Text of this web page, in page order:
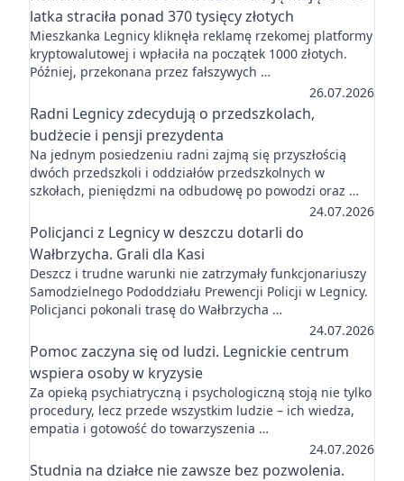
latka straciła ponad 370 tysięcy złotych
Mieszkanka Legnicy kliknęła reklamę rzekomej platformy
kryptowalutowej i wpłaciła na początek 1000 złotych.
Później, przekonana przez fałszywych …
26.07.2026
Radni Legnicy zdecydują o przedszkolach,
budżecie i pensji prezydenta
Na jednym posiedzeniu radni zajmą się przyszłością
dwóch przedszkoli i oddziałów przedszkolnych w
szkołach, pieniędzmi na odbudowę po powodzi oraz …
24.07.2026
Policjanci z Legnicy w deszczu dotarli do
Wałbrzycha. Grali dla Kasi
Deszcz i trudne warunki nie zatrzymały funkcjonariuszy
Samodzielnego Pododdziału Prewencji Policji w Legnicy.
Policjanci pokonali trasę do Wałbrzycha …
24.07.2026
Pomoc zaczyna się od ludzi. Legnickie centrum
wspiera osoby w kryzysie
Za opieką psychiatryczną i psychologiczną stoją nie tylko
procedury, lecz przede wszystkim ludzie – ich wiedza,
empatia i gotowość do towarzyszenia …
24.07.2026
Studnia na działce nie zawsze bez pozwolenia.